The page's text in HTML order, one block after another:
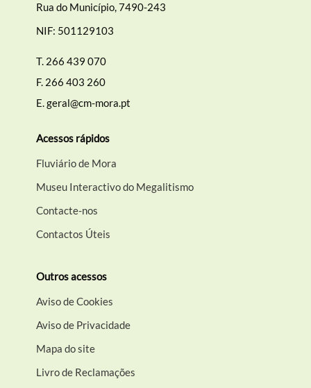
Rua do Município, 7490-243
NIF: 501129103
T. 266 439 070
F. 266 403 260
E.geral@cm-mora.pt
Acessos rápidos
Fluviário de Mora
Museu Interactivo do Megalitismo
Contacte-nos
Contactos Úteis
Outros acessos
Aviso de Cookies
Aviso de Privacidade
Mapa do site
Livro de Reclamações